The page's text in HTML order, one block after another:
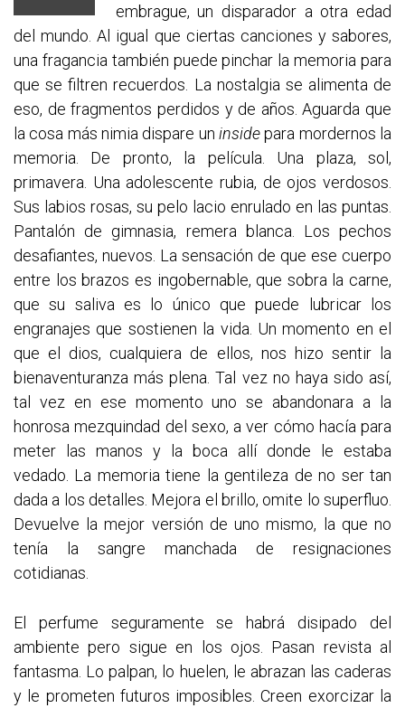
embrague, un disparador a otra edad
del mundo. Al igual que ciertas canciones y sabores,
una fragancia también puede pinchar la memoria para
que se filtren recuerdos. La nostalgia se alimenta de
eso, de fragmentos perdidos y de años. Aguarda que
la cosa más nimia dispare un insidepara mordernos la
memoria. De pronto, la película. Una plaza, sol,
primavera. Una adolescente rubia, de ojos verdosos.
Sus labios rosas, su pelo lacio enrulado en las puntas.
Pantalón de gimnasia, remera blanca. Los pechos
desafiantes, nuevos. La sensación de que ese cuerpo
entre los brazos es ingobernable, que sobra la carne,
que su saliva es lo único que puede lubricar los
engranajes que sostienen la vida. Un momento en el
que el dios, cualquiera de ellos, nos hizo sentir la
bienaventuranza más plena. Tal vez no haya sido así,
tal vez en ese momento uno se abandonara a la
honrosa mezquindad del sexo, a ver cómo hacía para
meter las manos y la boca allí donde le estaba
vedado. La memoria tiene la gentileza de no ser tan
dada a los detalles. Mejora el brillo, omite lo superfluo.
Devuelve la mejor versión de uno mismo, la que no
tenía la sangre manchada de resignaciones
cotidianas.
El perfume seguramente se habrá disipado del
ambiente pero sigue en los ojos. Pasan revista al
fantasma. Lo palpan, lo huelen, le abrazan las caderas
y le prometen futuros imposibles. Creen exorcizar la